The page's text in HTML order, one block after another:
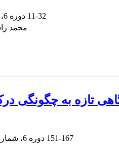
11-32
محمد
تازه به چگونگی
151-167